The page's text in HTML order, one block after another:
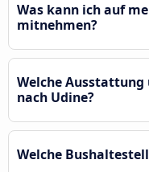
Was kann ich auf
mitnehmen?
Welche Ausstattung
nach Udine?
Welche